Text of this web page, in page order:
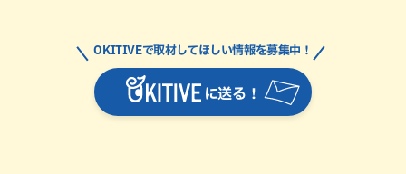
に送る！
OKITIVEで取材してほしい情報を募集中！